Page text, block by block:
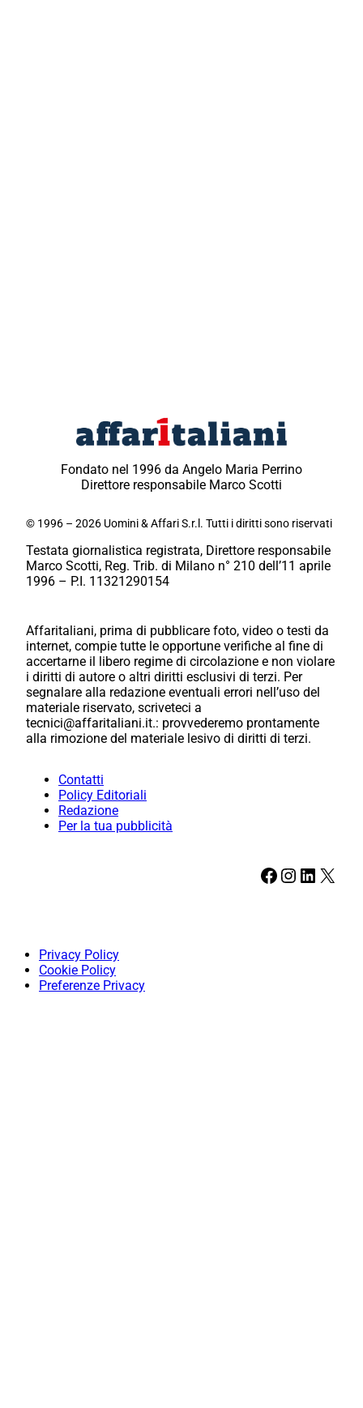
Fondato nel 1996 da Angelo Maria Perrino
Direttore responsabile Marco Scotti
© 1996 – 2026 Uomini & Affari S.r.l. Tutti i diritti sono riservati
Testata giornalistica registrata, Direttore responsabile
Marco Scotti, Reg. Trib. di Milano n° 210 dell’11 aprile
1996 – P.I. 11321290154
Affaritaliani, prima di pubblicare foto, video o testi da
internet, compie tutte le opportune verifiche al fine di
accertarne il libero regime di circolazione e non violare
i diritti di autore o altri diritti esclusivi di terzi. Per
segnalare alla redazione eventuali errori nell’uso del
materiale riservato, scriveteci a
tecnici@affaritaliani.it.: provvederemo prontamente
alla rimozione del materiale lesivo di diritti di terzi.
Contatti
Policy Editoriali
Redazione
Per la tua pubblicità
Facebook Instagram LinkedIn X
Privacy Policy
Cookie Policy
Preferenze Privacy